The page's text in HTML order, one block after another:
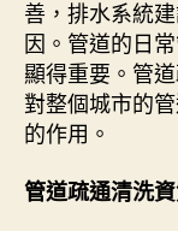
善，排水系統
因。管道的日
顯得重要。管
對整個城市的
的作用。
管道疏通清洗